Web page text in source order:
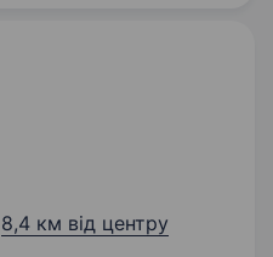
8,4 км від центру